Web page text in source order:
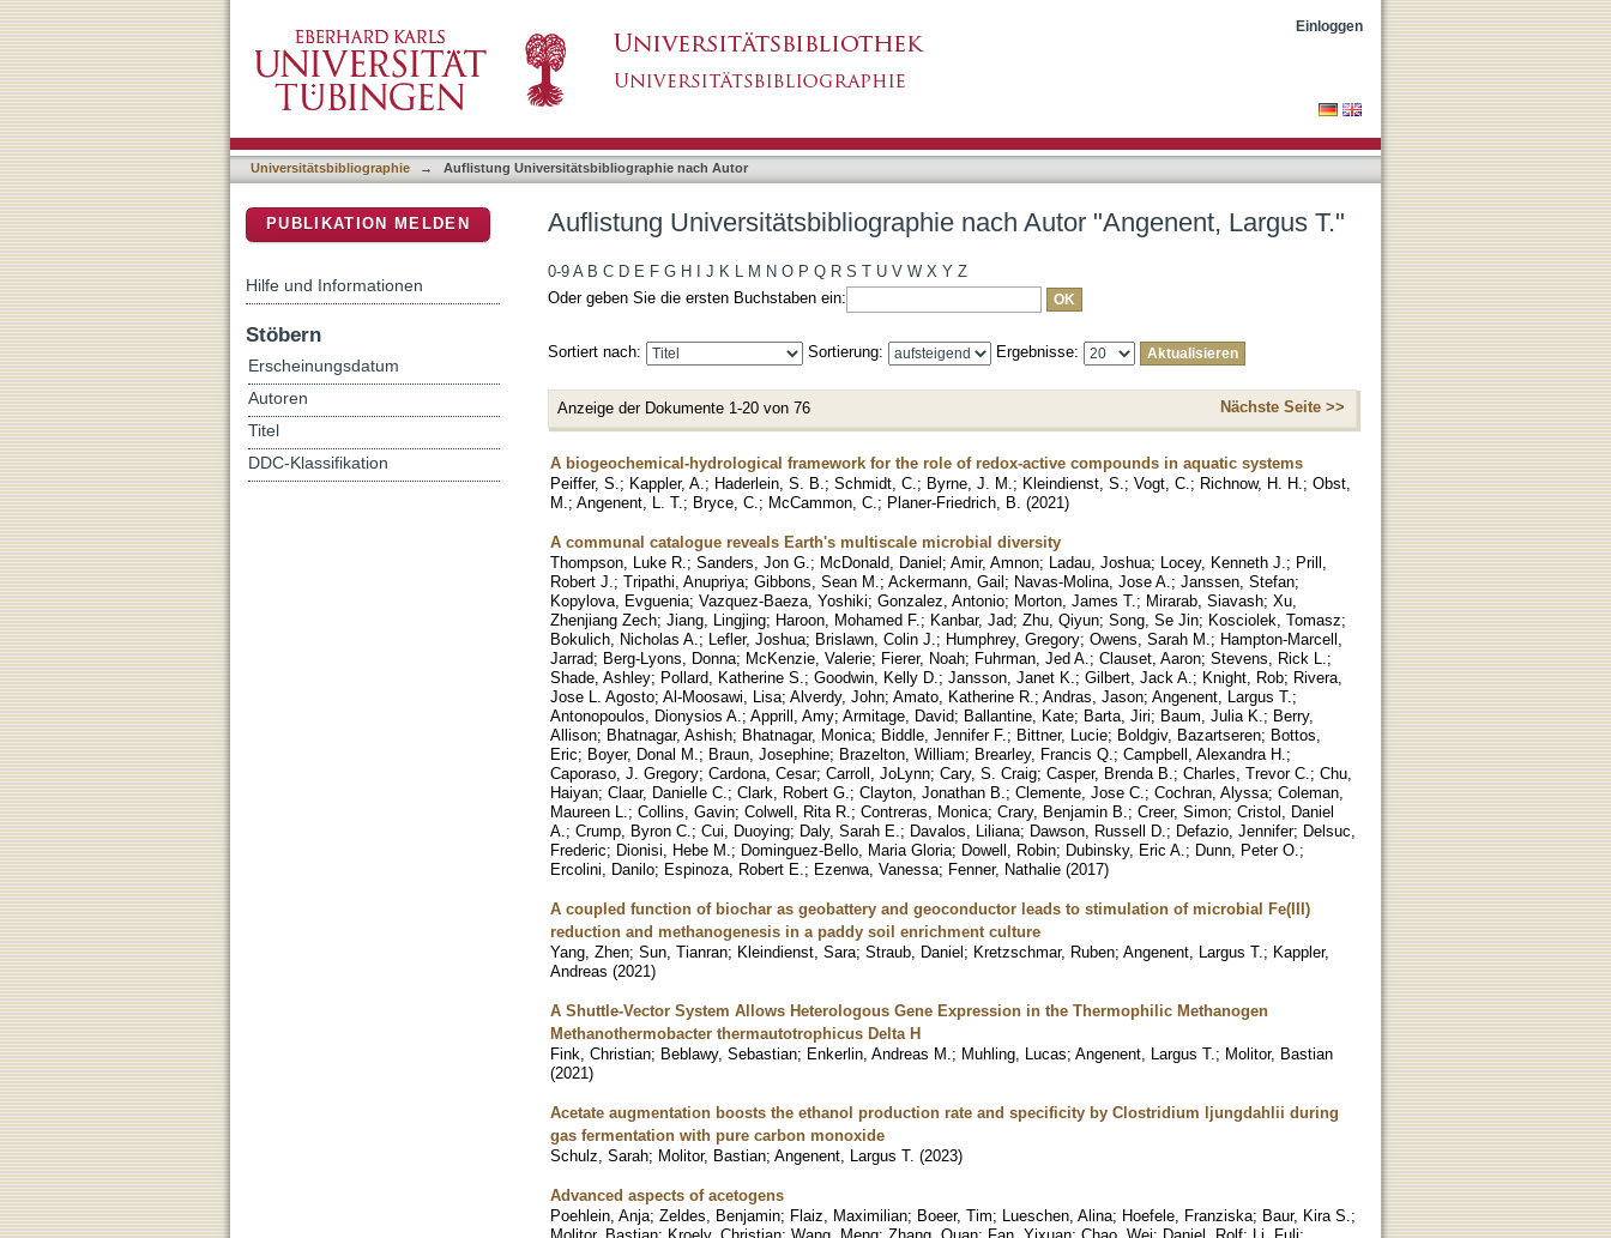
Einloggen
Universitätsbibliographie → Auflistung Universitätsbibliographie nach Autor
Auflistung Universitätsbibliographie nach Autor "Angenent, Largus T."
0-9 A B C D E F G H J K L M N O P Q R S T U V W X Y Z
Oder geben Sie die ersten Buchstaben ein:
Sortiert nach: Sortierung: Ergebnisse:
Anzeige der Dokumente 1-20 von 76 Nächste Seite >>
A biogeochemical-hydrological framework for the role of redox-active compounds in aquatic systems
Peiffer, S. ; Kappler, A. ; Haderlein, S. B. ; Schmidt, C. ; Byrne, J. M. ; Kleindienst, S. ; Vogt, C. ; Richnow, H. H. ; Obst,
M. ; Angenent, L. T. ; Bryce, C. ; McCammon, C. ; Planer-Friedrich, B. (2021)
A communal catalogue reveals Earth's multiscale microbial diversity
Thompson, Luke R. ; Sanders, Jon G. ; McDonald, Daniel; Amir, Amnon; Ladau, Joshua; Locey, Kenneth J. ; Prill,
Robert J. ; Tripathi, Anupriya; Gibbons, Sean M. ; Ackermann, Gail; Navas-Molina, Jose A. ; Janssen, Stefan;
Kopylova, Evguenia; Vazquez-Baeza, Yoshiki; Gonzalez, Antonio; Morton, James T. ; Mirarab, Siavash; Xu,
Zhenjiang Zech; Jiang, Lingjing; Haroon, Mohamed F. ; Kanbar, Jad; Zhu, Qiyun; Song, Se Jin; Kosciolek, Tomasz;
Bokulich, Nicholas A. ; Lefler, Joshua; Brislawn, Colin J. ; Humphrey, Gregory; Owens, Sarah M. ; Hampton-Marcell,
Jarrad; Berg-Lyons, Donna; McKenzie, Valerie; Fierer, Noah; Fuhrman, Jed A. ; Clauset, Aaron; Stevens, Rick L. ;
Shade, Ashley; Pollard, Katherine S. ; Goodwin, Kelly D. ; Jansson, Janet K. ; Gilbert, Jack A. ; Knight, Rob; Rivera,
Jose L. Agosto; Al-Moosawi, Lisa; Alverdy, John; Amato, Katherine R. ; Andras, Jason; Angenent, Largus T. ;
Antonopoulos, Dionysios A. ; Apprill, Amy; Armitage, David; Ballantine, Kate; Barta, Jiri; Baum, Julia K. ; Berry,
Allison; Bhatnagar, Ashish; Bhatnagar, Monica; Biddle, Jennifer F. ; Bittner, Lucie; Boldgiv, Bazartseren; Bottos,
Eric; Boyer, Donal M. ; Braun, Josephine; Brazelton, William; Brearley, Francis Q. ; Campbell, Alexandra H. ;
Caporaso, J. Gregory; Cardona, Cesar; Carroll, JoLynn; Cary, S. Craig; Casper, Brenda B. ; Charles, Trevor C. ; Chu,
Haiyan; Claar, Danielle C. ; Clark, Robert G. ; Clayton, Jonathan B. ; Clemente, Jose C. ; Cochran, Alyssa; Coleman,
Maureen L. ; Collins, Gavin; Colwell, Rita R. ; Contreras, Monica; Crary, Benjamin B. ; Creer, Simon; Cristol, Daniel
A. ; Crump, Byron C. ; Cui, Duoying; Daly, Sarah E. ; Davalos, Liliana; Dawson, Russell D. ; Defazio, Jennifer; Delsuc,
Frederic; Dionisi, Hebe M. ; Dominguez-Bello, Maria Gloria; Dowell, Robin; Dubinsky, Eric A. ; Dunn, Peter O. ;
Ercolini, Danilo; Espinoza, Robert E. ; Ezenwa, Vanessa; Fenner, Nathalie (2017)
A coupled function of biochar as geobattery and geoconductor leads to stimulation of microbial Fe(III)
reduction and methanogenesis in a paddy soil enrichment culture
Yang, Zhen; Sun, Tianran; Kleindienst, Sara; Straub, Daniel; Kretzschmar, Ruben; Angenent, Largus T. ; Kappler,
Andreas (2021)
A Shuttle-Vector System Allows Heterologous Gene Expression in the Thermophilic Methanogen
Methanothermobacter thermautotrophicus Delta H
Fink, Christian; Beblawy, Sebastian; Enkerlin, Andreas M. ; Muhling, Lucas; Angenent, Largus T. ; Molitor, Bastian
(2021)
Acetate augmentation boosts the ethanol production rate and specificity by Clostridium ljungdahlii during
gas fermentation with pure carbon monoxide
Schulz, Sarah; Molitor, Bastian; Angenent, Largus T. (2023)
Advanced aspects of acetogens
Poehlein, Anja; Zeldes, Benjamin; Flaiz, Maximilian; Boeer, Tim; Lueschen, Alina; Hoefele, Franziska; Baur, Kira S. ;
PUBLIKATION MELDEN
Hilfe und Informationen
Stöbern
Erscheinungsdatum
Autoren
Titel
DDC-Klassifikation